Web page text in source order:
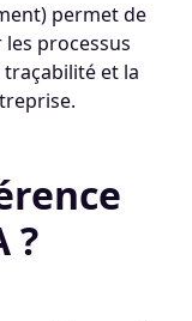
permet de
processus
et la
?